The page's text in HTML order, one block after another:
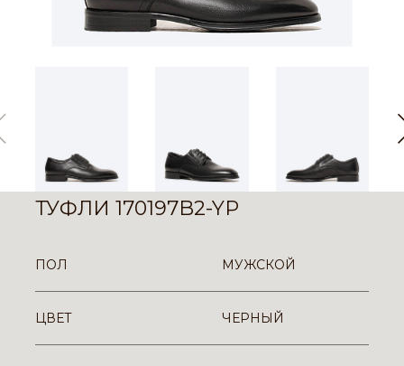
ТУФЛИ 170197B2-YP
ПОЛ МУЖСКОЙ
ЦВЕТ ЧЕРНЫЙ